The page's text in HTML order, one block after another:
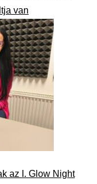
van
az I. Glow Night